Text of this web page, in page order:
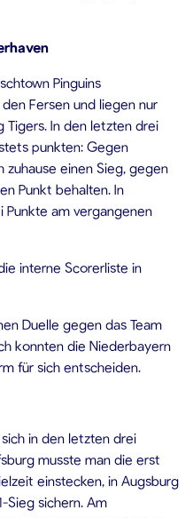
Pinguins
Fersen und liegen nur
Tigers. In den letzten drei
punkten: Gegen
zuhause einen Sieg, gegen
Punkt behalten. In
am vergangenen
interne Scorerliste in
Duelle gegen das Team
konnten die Niederbayern
für sich entscheiden.
in den letzten drei
musste man die erst
einstecken, in Augsburg
Sieg sichern. Am